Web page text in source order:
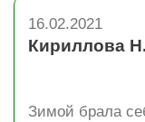
16.02.2021
Кириллова Н.
Зимой брала